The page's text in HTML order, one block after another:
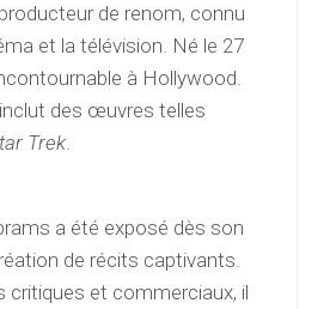
de renom, connu
et la télévision. Né le 27
à Hollywood.
des œuvres telles
Trek.
a été exposé dès son
de récits captivants.
critiques et commerciaux, il